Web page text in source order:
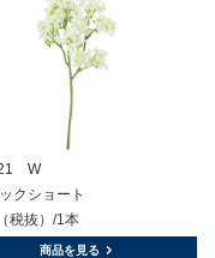
W
クショート
税抜）/1本
商品を見る